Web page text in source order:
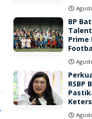
BP
Prime
RSBP